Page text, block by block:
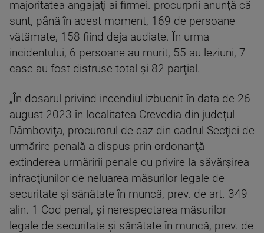
majoritatea angajaţi ai firmei. procurprii anunţă că
sunt, până în acest moment, 169 de persoane
vătămate, 158 fiind deja audiate. În urma
incidentului, 6 persoane au murit, 55 au leziuni, 7
case au fost distruse total şi 82 parţial.
„În dosarul privind incendiul izbucnit în data de 26
august 2023 în localitatea Crevedia din judeţul
Dâmboviţa, procurorul de caz din cadrul Secţiei de
urmărire penală a dispus prin ordonanţă
extinderea urmăririi penale cu privire la săvârşirea
infracţiunilor de neluarea măsurilor legale de
securitate şi sănătate în muncă, prev. de art. 349
alin. 1 Cod penal, şi nerespectarea măsurilor
legale de securitate şi sănătate în muncă, prev. de